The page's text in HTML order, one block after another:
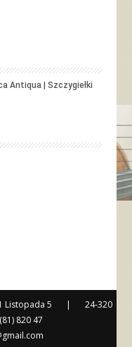
Listopada 5 |
24-320
820 47